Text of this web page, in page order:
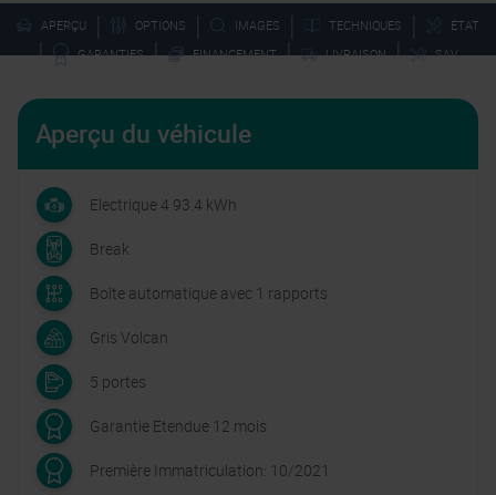
APERÇU OPTIONS IMAGES TECHNIQUES ÉTAT
| GARANTIES | FINANCEMENT | LIVRAISON | SAV
Aperçu du véhicule
Electrique 4 93.4 kWh
Break
Boîte automatique avec 1 rapports
Gris Volcan
5 portes
Garantie Etendue 12 mois
Première Immatriculation: 10/2021